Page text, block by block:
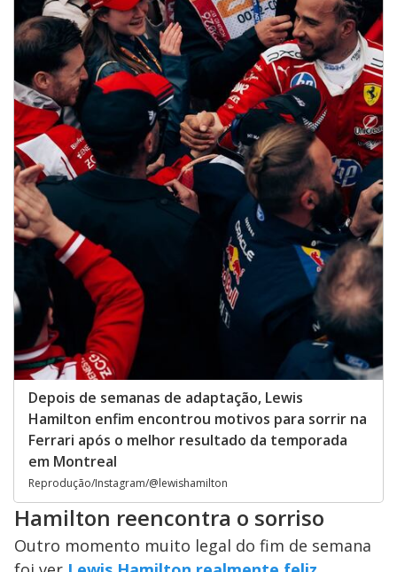
Depois de semanas de adaptação, Lewis
Hamilton enfim encontrou motivos para sorrir na
Ferrari após o melhor resultado da temporada
em Montreal
Reprodução/Instagram/@lewishamilton
Hamilton reencontra o sorriso
Outro momento muito legal do fim de semana